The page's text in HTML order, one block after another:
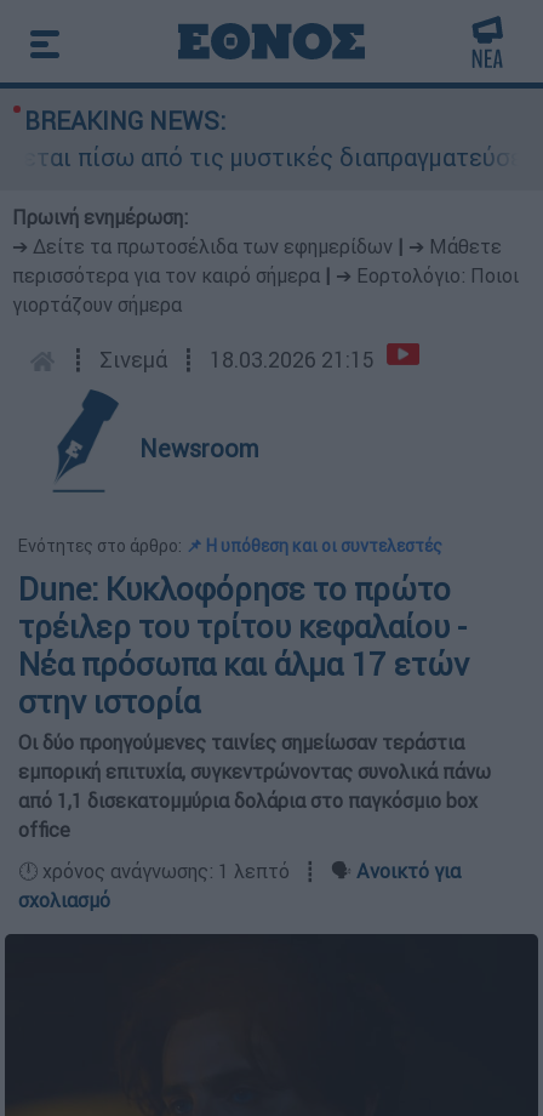
BREAKING NEWS:
πίσω από τις μυστικές διαπραγματεύσεις
Πρωινή ενημέρωση:
➔ Δείτε τα πρωτοσέλιδα των εφημερίδων
➔ Μάθετε
περισσότερα για τον καιρό σήμερα
➔ Εορτολόγιο: Ποιοι
γιορτάζουν σήμερα
┋ Σινεμά ┋ 18.03.2026 21:15
Newsroom
Ενότητες στο άρθρο: 📌 Η υπόθεση και οι συντελεστές
Dune: Κυκλοφόρησε το πρώτο
τρέιλερ του τρίτου κεφαλαίου -
Νέα πρόσωπα και άλμα 17 ετών
στην ιστορία
Οι δύο προηγούμενες ταινίες σημείωσαν τεράστια
εμπορική επιτυχία, συγκεντρώνοντας συνολικά πάνω
από 1,1 δισεκατομμύρια δολάρια στο παγκόσμιο box
office
🕛 χρόνος ανάγνωσης: 1 λεπτό ┋ 🗣️ Ανοικτό για
σχολιασμό